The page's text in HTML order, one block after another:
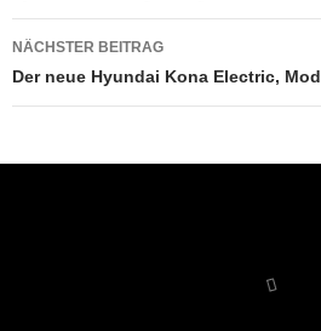
NÄCHSTER BEITRAG
Der neue Hyundai Kona Electric,